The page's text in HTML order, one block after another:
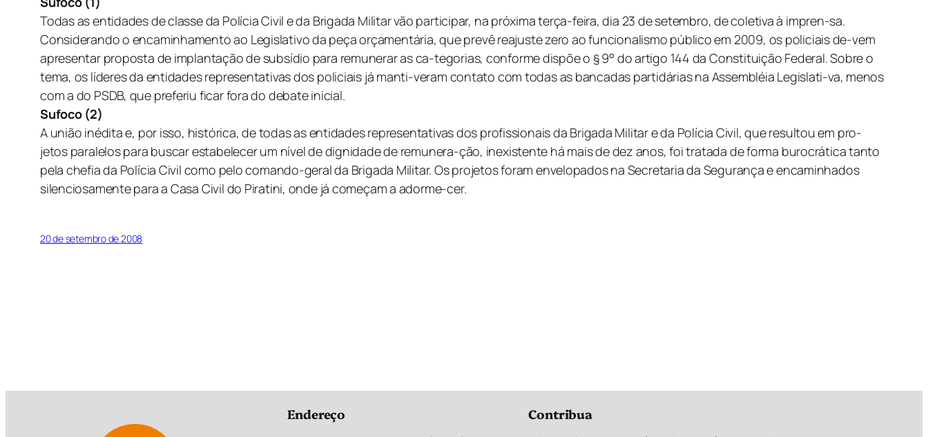
Todas as entidades de classe da Polícia Civil e da Brigada Militar vão participar, na próxima terça-feira, dia 23 de setembro, de coletiva à impren-sa.
Considerando o encaminhamento ao Legislativo da peça orçamentária, que prevê reajuste zero ao funcionalismo público em 2009, os policiais de-vem
apresentar proposta de implantação de subsídio para remunerar as ca-tegorias, conforme dispõe o § 9° do artigo 144 da Constituição Federal. Sobre o
tema, os líderes da entidades representativas dos policiais já manti-veram contato com todas as bancadas partidárias na Assembléia Legislati-va, menos
com a do PSDB, que preferiu ficar fora do debate inicial.
Sufoco (2)
A união inédita e, por isso, histórica, de todas as entidades representativas dos profissionais da Brigada Militar e da Polícia Civil, que resultou em pro-
jetos paralelos para buscar estabelecer um nível de dignidade de remunera-ção, inexistente há mais de dez anos, foi tratada de forma burocrática tanto
pela chefia da Polícia Civil como pelo comando-geral da Brigada Militar. Os projetos foram envelopados na Secretaria da Segurança e encaminhados
silenciosamente para a Casa Civil do Piratini, onde já começam a adorme-cer.
20 de setembro de 2008
Endereço Contribua